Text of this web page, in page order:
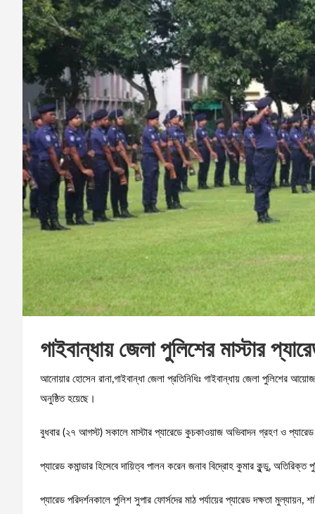
গাইবান্ধায় জেলা পুলিশের মাস্টার
আনোয়ার হোসেন রানা,গাইবান্ধা জেলা প্রতিনিধিঃ গাইবান্ধায় জেলা পুলিশের
অনুষ্ঠিত হয়েছে।
বুধবার (২৭ আগস্ট) সকালে মাস্টার প্যারেডে কুচকাওয়াজ অভিবাদন গ্রহণ ও
প্যারেড কমান্ডার হিসেবে দায়িত্ব পালন করেন জনাব বিদ্রোহ কুমার কুন্ডু, অতিরিক্ত
প্যারেড পরিদর্শনকালে পুলিশ সুপার ফোর্সদের মাঠ পর্যায়ের প্যারেড দক্ষতা